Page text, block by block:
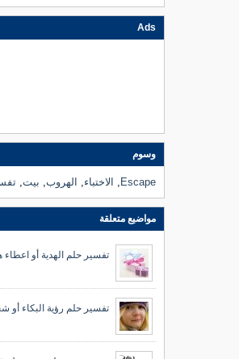
Ads
وسوم
Escape الاختباء الهروب, بيت,
مواضيع متعلقة
تفسير حلم الهدية أو
تفسير حلم رؤية البكاء أو